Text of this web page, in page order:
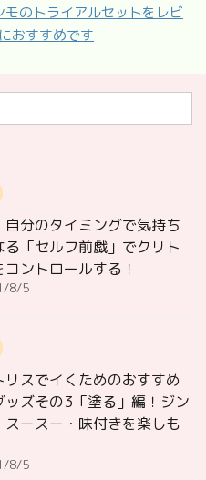
モのトライアルセットをレビ
おすすめです
自分のタイミングで気持ち
る「セルフ前戯」でクリト
コントロールする！
8/5
リスでイくためのおすすめ
ッズその3「塗る」編！ジン
スースー・味付きを楽しも
8/5